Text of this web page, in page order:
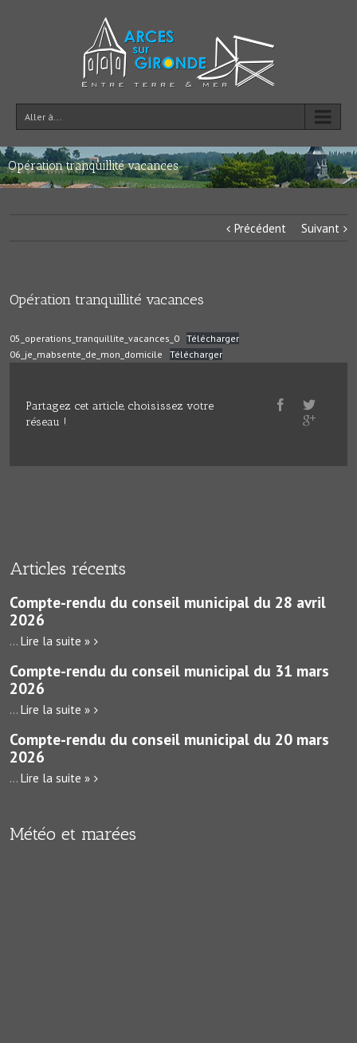
Aller à...
Opération tranquillité vacances
Précédent Suivant
Opération tranquillité vacances
05_operations_tranquillite_vacances_0 Télécharger
06_je_mabsente_de_mon_domicile
Télécharger
Partagez cet article, choisissez votre
réseau !
Articles récents
Compte-rendu du conseil municipal du 28 avril
2026
... Lire la suite »
Compte-rendu du conseil municipal du 31 mars
2026
... Lire la suite »
Compte-rendu du conseil municipal du 20 mars
2026
... Lire la suite »
Météo et marées